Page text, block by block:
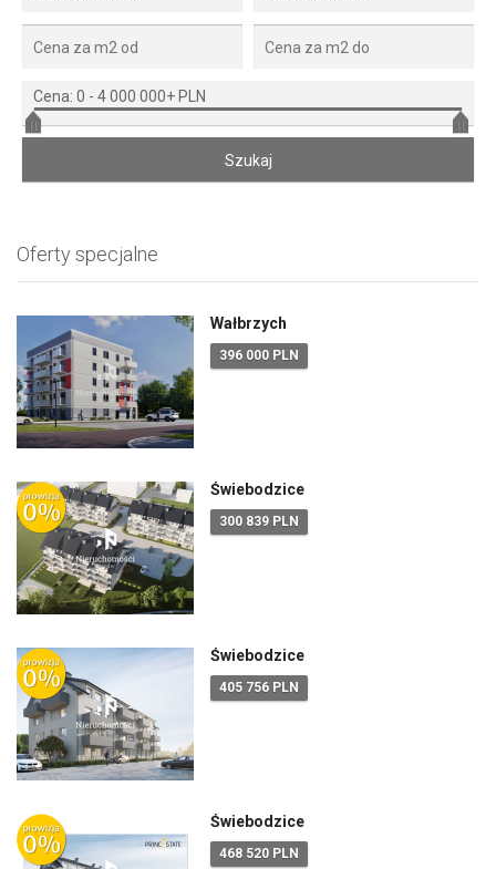
Cena: 0 - 4 000 000+ PLN
Oferty specjalne
Wałbrzych
396 000 PLN
Świebodzice
300 839 PLN
Świebodzice
405 756 PLN
Świebodzice
468 520 PLN